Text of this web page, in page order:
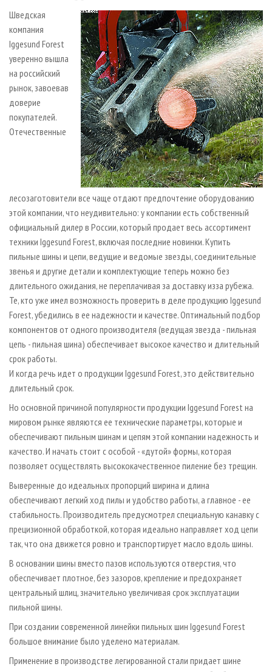
СУШКА ДРЕВЕСИНЫ
ПРОИЗВОДСТВО ДРЕВЕСНЫХ ПЛИТ
ДЕРЕВЯННОЕ ДОМОСТРОЕНИЕ
ПРОИЗВОДСТВО МЕБЕЛИ
БИОЭНЕРГЕТИКА
ЦБП
ИНСТРУМЕНТ И МАТЕРИАЛЫ
МОБИЛЬНЫЕ ВЫСТАВКИ
ОФИЦИАЛЬНЫЕ ДЕЛЕГАЦИИ
ПРИОРИТЕТНЫЕ ИНВЕСТПРОЕКТЫ
RUSSIAN FORESTRY REVIEW
ГАЗЕТА ЛЕСПРОМФОРУМ
БИБЛИОТЕКА СПЕЦИАЛИСТА
КОНТАКТЫ
РЕКЛАМА
РЕКЛАМА НА САЙТЕ
Шведская
компания
Iggesund Forest
уверенно вышла
на российский
рынок, завоевав
доверие
покупателей.
Отечественные
лесозаготовители все чаще отдают предпочтение оборудованию
этой компании, что неудивительно: у компании есть собственный
официальный дилер в России, который продает весь ассортимент
техники Iggesund Forest, включая последние новинки. Купить
пильные шины и цепи, ведущие и ведомые звезды, соединительные
звенья и другие детали и комплектующие теперь можно без
длительного ожидания, не переплачивая за доставку из­за рубежа.
Те, кто уже имел возможность проверить в деле продукцию Iggesund
Forest, убедились в ее надежности и качестве. Оптимальный подбор
компонентов от одного производителя (ведущая звезда - пильная
цепь - пильная шина) обеспечивает высокое качество и длительный
срок работы.
И когда речь идет о продукции Iggesund Forest, это действительно
длительный срок.
Но основной причиной популярности продукции Iggesund Forest на
мировом рынке являются ее технические параметры, которые и
обеспечивают пильным шинам и цепям этой компании надежность и
качество. И начать стоит с особой - «дутой» формы, которая
позволяет осуществлять высококачественное пиление без трещин.
Выверенные до идеальных пропорций ширина и длина
обеспечивают легкий ход пилы и удобство работы, а главное - ее
стабильность. Производитель предусмотрел специальную канавку с
прецизионной обработкой, которая идеально направляет ход цепи
так, что она движется ровно и транспортирует масло вдоль шины.
В основании шины вместо пазов используются отверстия, что
обеспечивает плотное, без зазоров, крепление и предохраняет
центральный шлиц, значительно увеличивая срок эксплуатации
пильной шины.
При создании современной линейки пильных шин Iggesund Forest
большое внимание было уделено материалам.
Применение в производстве легированной стали придает шине